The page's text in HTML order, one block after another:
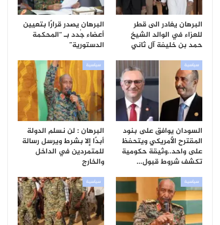
البرهان يغادر الى قطر
للعزاء في الوالد الشيخ
حمد بن خليفة آل ثاني
البرهان يصدر قرارًا بتعيين
أعضاء جُدد بـ “المحكمة
الدستورية”
سياسية
السودان يوافق على بنود
المقترح الأمريكي ويتحفظ
على واحد..وثيقة حكومية
تكشف شروط قبول…
سياسية
البرهان : لن نسلم الدولة
أبدًا إلا بشرط ويرسل رسالة
للمتمردين في الداخل
والخارج
سياسية سياسية